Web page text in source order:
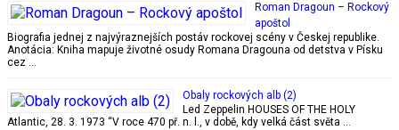
Roman Dragoun – Rockový
apoštol
Biografia jednej z najvýraznejších postáv rockovej scény v Českej republike.
Anotácia: Kniha mapuje životné osudy Romana Dragouna od detstva v Písku
cez …
Obaly rockových alb (2)
Led Zeppelin HOUSES OF THE HOLY
Atlantic, 28. 3. 1973 “V roce 470 př. n. l., v době, kdy velká část světa …